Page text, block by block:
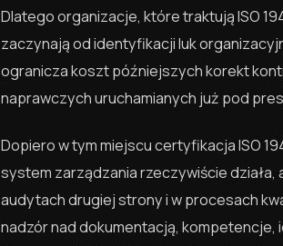
Dlatego organizacje, które traktują ISO
zaczynają od identyfikacji luk
ogranicza koszt późniejszych korekt
naprawczych uruchamianych już pod
Dopiero w tym miejscu certyfikacja ISO
system zarządzania rzeczywiście
audytach drugiej strony i w procesach
nadzór nad dokumentacją, kompetencje,